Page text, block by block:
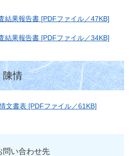
結果報告書 [PDFファイル／47KB]
結果報告書 [PDFファイル／34KB]
陳情
文書表 [PDFファイル／61KB]
問い合わせ先